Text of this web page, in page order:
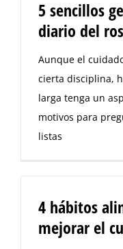
5 sencillos
diario del
Aunque el
cierta disciplina,
larga tenga un
motivos para
listas
4 hábitos
mejorar el